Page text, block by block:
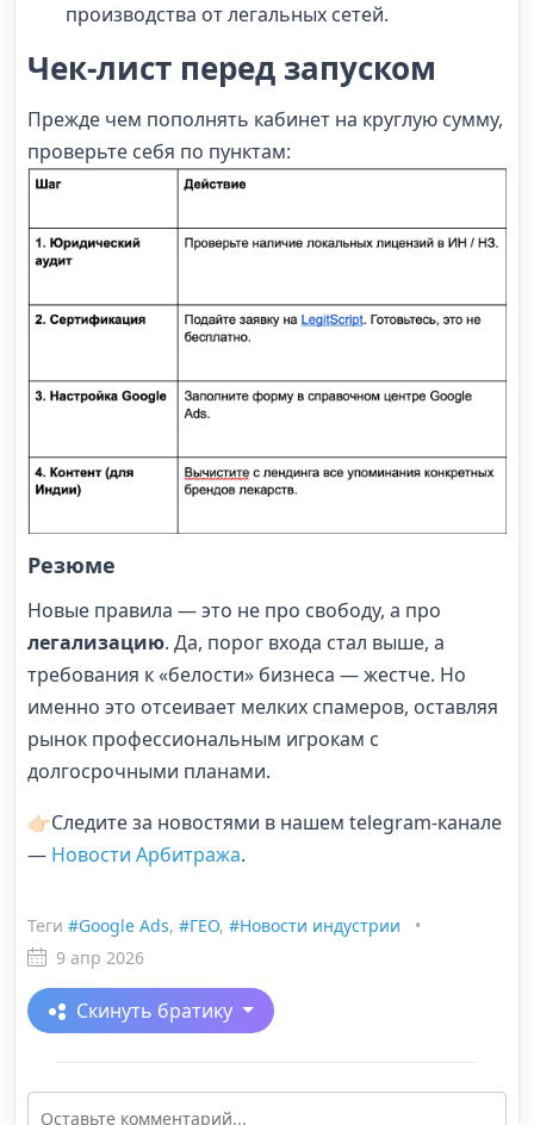
производства от легальных сетей.
Чек-лист перед запуском
Прежде чем пополнять кабинет на круглую сумму,
проверьте себя по пунктам:
Резюме
Новые правила — это не про свободу, а про
легализацию. Да, порог входа стал выше, а
требования к «белости» бизнеса — жестче. Но
именно это отсеивает мелких спамеров, оставляя
рынок профессиональным игрокам с
долгосрочными планами.
👉🏻Следите за новостями в нашем telegram-канале
— Новости Арбитража.
Теги #Google Ads, #ГЕО, #Новости индустрии
•
9 апр 2026
Скинуть братику